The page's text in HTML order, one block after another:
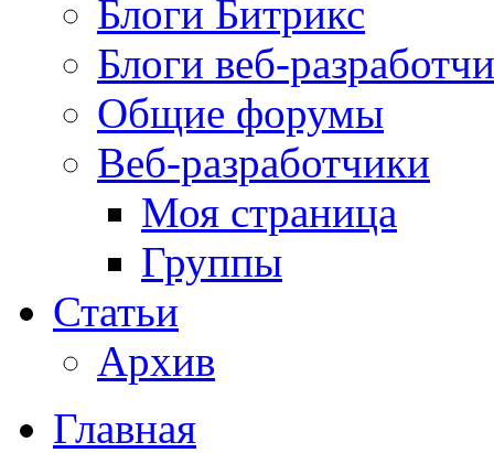
Блоги Битрикс
Блоги веб-
Общие форумы
Веб-разработчики
Моя страница
Группы
Статьи
Архив
Главная